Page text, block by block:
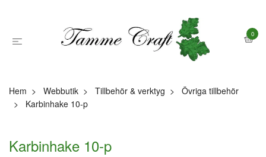
0
Hem Webbutik Tillbehör & verktyg
Övriga tillbehör
Karbinhake 10-p
Karbinhake 10-p